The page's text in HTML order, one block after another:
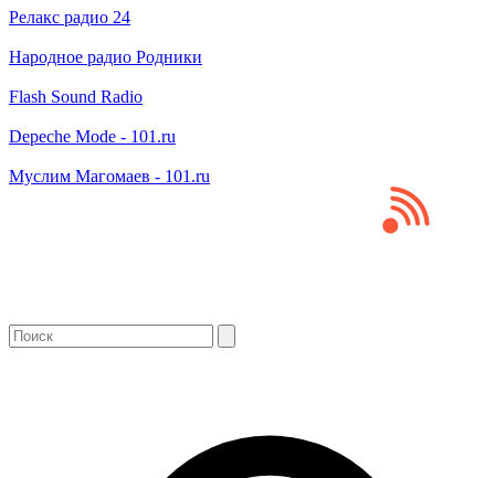
Релакс радио 24
Народное радио Родники
Flash Sound Radio
Depeche Mode - 101.ru
Муслим Магомаев - 101.ru